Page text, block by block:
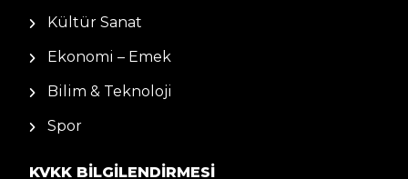
Kültür Sanat
Ekonomi – Emek
Bilim & Teknoloji
Spor
KVKK BILGILENDIRMESI